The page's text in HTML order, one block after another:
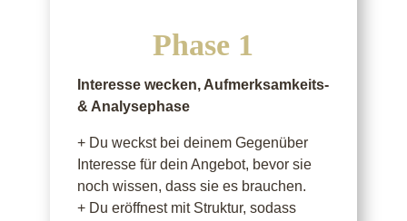
Phase 1
Interesse wecken, Aufmerksamkeits-
& Analysephase
+ Du weckst bei deinem Gegenüber
Interesse für dein Angebot, bevor sie
noch wissen, dass sie es brauchen.
+ Du eröffnest mit Struktur, sodass